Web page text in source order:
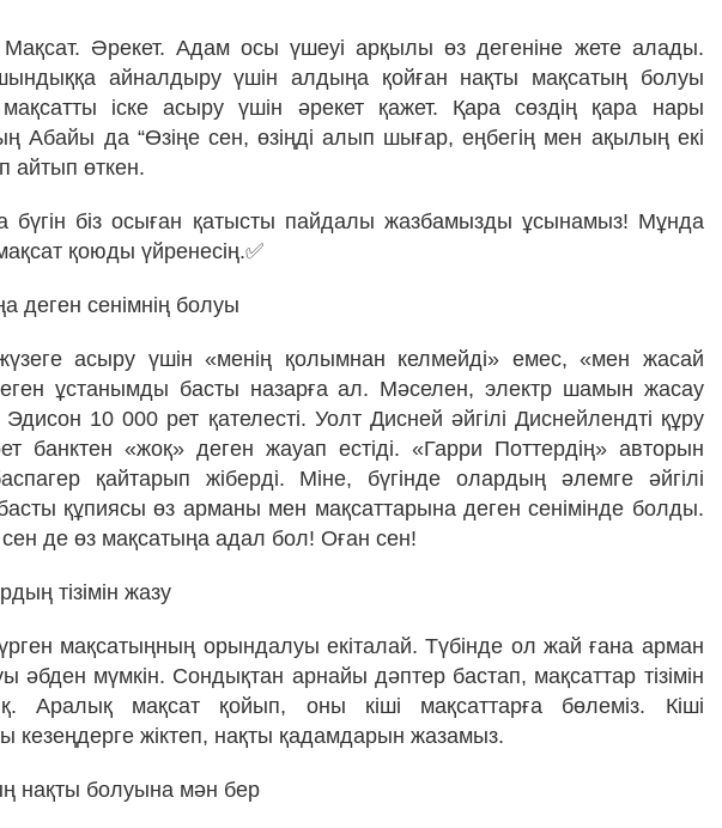
Әрекет. Адам осы үшеуі арқылы өз дегеніне жете алады.
айналдыру үшін алдыңа қойған нақты мақсатың болуы
іске асыру үшін әрекет қажет. Қара сөздің қара нары
Абайы да “Өзі­­ңе сен, өзіңді алып шы­ғар, еңбегің мен ақылың екі
айтып өткен.
бүгін біз осыған қатысты пайдалы жазбамызды ұсынамыз! Мұнда
қоюды үйренесің.✅
деген сенімнің болуы
асыру үшін «менің қолымнан келмейді» емес, «мен жасай
ұстанымды басты назарға ал. Мәселен, электр шамын жасау
10 000 рет қателесті. Уолт Дисней әйгілі Диснейлендті құру
банктен «жоқ» деген жауап естіді. «Гарри Поттердің» авторын
қайтарып жіберді. Міне, бүгінде олардың әлемге әйгілі
құпиясы өз арманы мен мақсаттарына деген сенімінде болды.
де өз мақсатыңа адал бол! Оған сен!
тізімін жазу
мақсатыңның орындалуы екіталай. Түбінде ол жай ғана арман
әбден мүмкін. Сондықтан арнайы дәптер бастап, мақсаттар тізімін
Аралық мақсат қойып, оны кіші мақсаттарға бөлеміз. Кіші
кезеңдерге жіктеп, нақты қадамдарын жазамыз.
нақты болуына мән бер